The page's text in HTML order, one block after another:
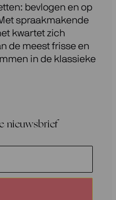
bevlogen en op
spraakmakende
kwartet zich
de meest frisse en
in de klassieke
nieuwsbrief